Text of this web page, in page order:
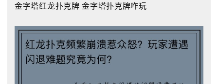
金字塔红龙扑克牌 金字塔扑克牌咋玩